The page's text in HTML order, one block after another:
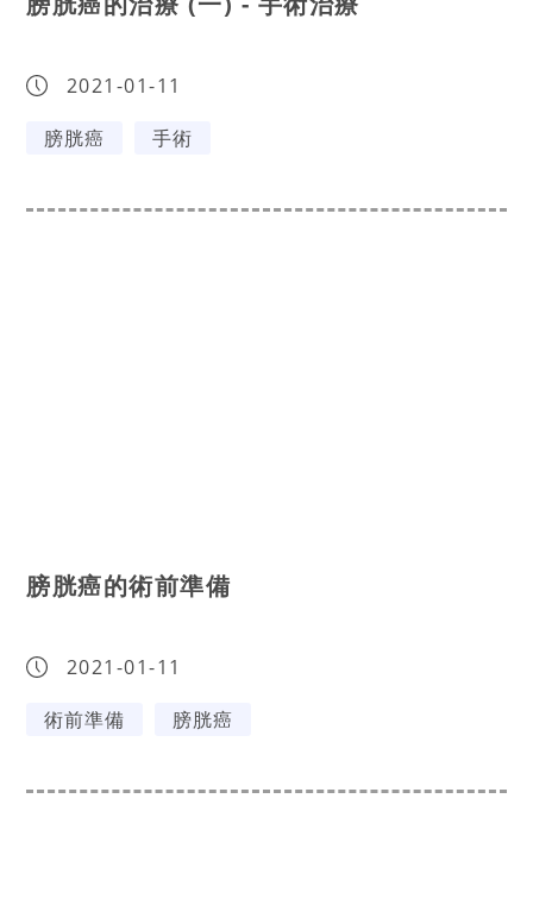
2021-01-11
膀胱癌
手術
膀胱癌的術前準備
2021-01-11
術前準備
膀胱癌